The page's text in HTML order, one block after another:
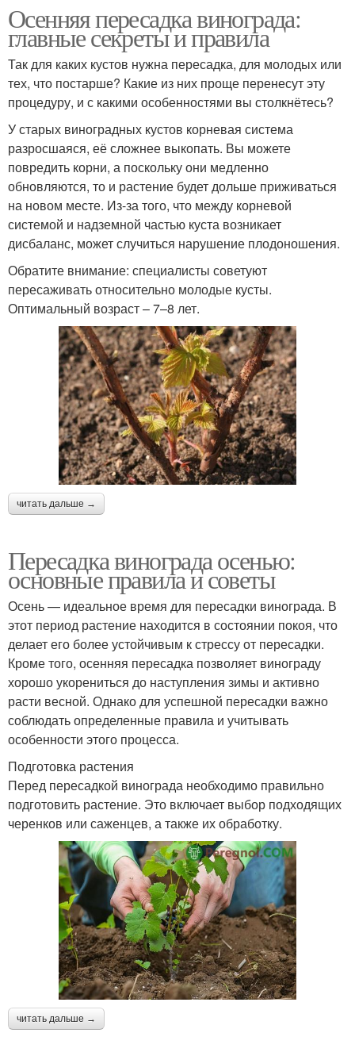
Осенняя пересадка винограда:
главные секреты и правила
Так для каких кустов нужна пересадка, для молодых или
тех, что постарше? Какие из них проще перенесут эту
процедуру, и с какими особенностями вы столкнётесь?
У старых виноградных кустов корневая система
разросшаяся, её сложнее выкопать. Вы можете
повредить корни, а поскольку они медленно
обновляются, то и растение будет дольше приживаться
на новом месте. Из-за того, что между корневой
системой и надземной частью куста возникает
дисбаланс, может случиться нарушение плодоношения.
Обратите внимание: специалисты советуют
пересаживать относительно молодые кусты.
Оптимальный возраст – 7–8 лет.
читать дальше →
Пересадка винограда осенью:
основные правила и советы
Осень — идеальное время для пересадки винограда. В
этот период растение находится в состоянии покоя, что
делает его более устойчивым к стрессу от пересадки.
Кроме того, осенняя пересадка позволяет винограду
хорошо укорениться до наступления зимы и активно
расти весной. Однако для успешной пересадки важно
соблюдать определенные правила и учитывать
особенности этого процесса.
Подготовка растения
Перед пересадкой винограда необходимо правильно
подготовить растение. Это включает выбор подходящих
черенков или саженцев, а также их обработку.
читать дальше →